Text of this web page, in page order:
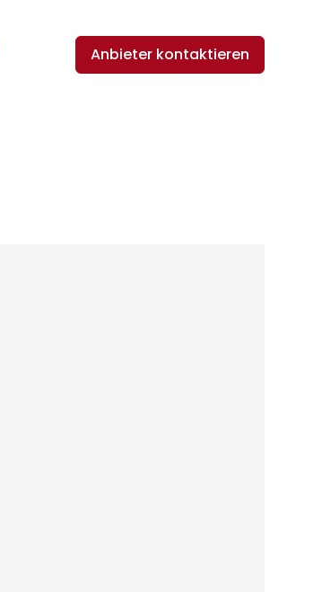
Anbieter kontaktieren